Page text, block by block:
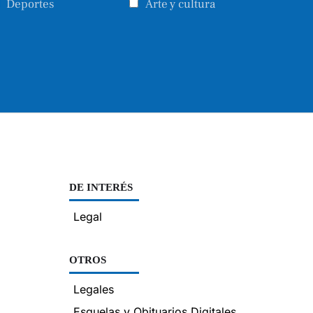
Deportes
Arte y cultura
DE INTERÉS
Legal
OTROS
Legales